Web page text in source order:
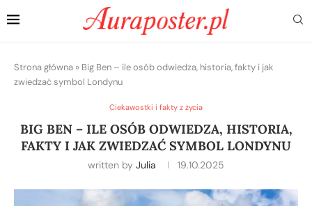
Strona główna » Big Ben – ile osób odwiedza, historia, fakty i jak
zwiedzać symbol Londynu
Ciekawostki i fakty z życia
BIG BEN – ILE OSÓB ODWIEDZA, HISTORIA,
FAKTY I JAK ZWIEDZAĆ SYMBOL LONDYNU
written by Julia 19.10.2025